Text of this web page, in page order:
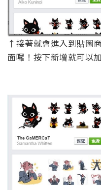
↑接著就會進入到貼圖
面囉！按下新增就可以